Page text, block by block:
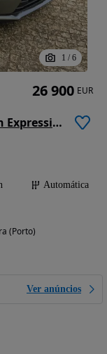
1 / 6
Volvo XC 60 2.0 T8 PHEV Inscription Expression AWD
Automática
(Porto)
Ver anúncios
26 900 EUR